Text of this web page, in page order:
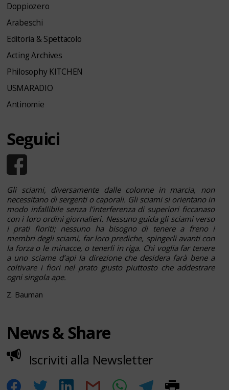
Doppiozero
Arabeschi
Editoria & Spettacolo
Acting Archives
Philosophy KITCHEN
USMARADIO
Antinomie
Seguici
Gli sciami, diversamente dalle colonne in marcia, non
necessitano di sergenti o caporali. Gli sciami si orientano in
modo infallibile senza l’interferenza di superiori ficcanaso
con i loro ordini giornalieri. Nessuno guida gli sciami verso
i prati fioriti; nessuno ha bisogno di tenere a freno i
membri degli sciami, far loro prediche, spingerli avanti con
la forza o le minacce, o tenerli in riga. Chi voglia far tenere
a uno sciame d’api la direzione che desidera farà bene a
coltivare i fiori nel prato giusto piuttosto che addestrare
ogni singola ape.
Z. Bauman
News & Share
Iscriviti alla Newsletter